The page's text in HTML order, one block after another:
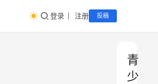
登录 注册 投稿
青
少